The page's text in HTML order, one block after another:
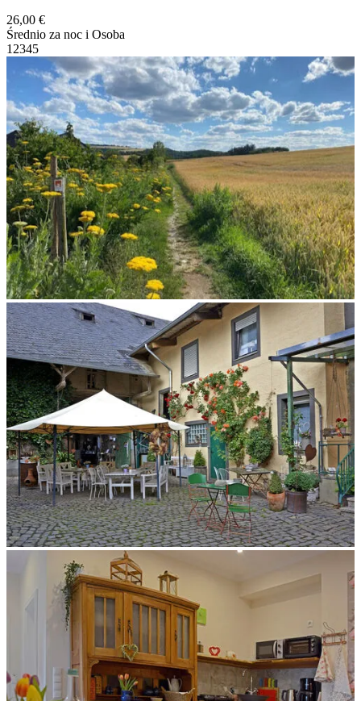
26,00 €
Średnio za noc i Osoba
1 2345